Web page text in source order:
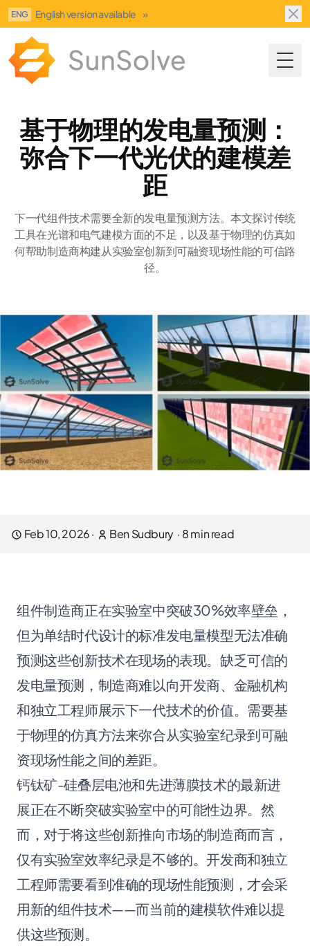
ENG English version available »
基于物理的发电量预测：
弥合下一代光伏的建模差
距
下一代组件技术需要全新的发电量预测方法。本文探讨传统
工具在光谱和电气建模方面的不足，以及基于物理的仿真如
何帮助制造商构建从实验室创新到可融资现场性能的可信路
径。
Feb 10, 2026· Ben Sudbury· 8min read
组件制造商正在实验室中突破30%效率壁垒，
但为单结时代设计的标准发电量模型无法准确
预测这些创新技术在现场的表现。缺乏可信的
发电量预测，制造商难以向开发商、金融机构
和独立工程师展示下一代技术的价值。需要基
于物理的仿真方法来弥合从实验室纪录到可融
资现场性能之间的差距。
钙钛矿-硅叠层电池和先进薄膜技术的最新进
展正在不断突破实验室中的可能性边界。然
而，对于将这些创新推向市场的制造商而言，
仅有实验室效率纪录是不够的。开发商和独立
工程师需要看到准确的现场性能预测，才会采
用新的组件技术——而当前的建模软件难以提
供这些预测。